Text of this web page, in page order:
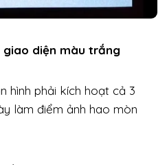
giao diện màu trắng
hình phải kích hoạt cả 3
làm điểm ảnh hao mòn